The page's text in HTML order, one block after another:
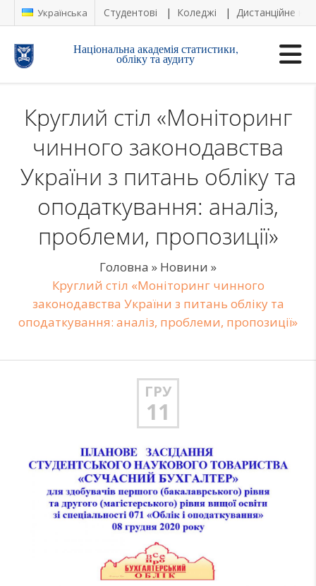
Українська Студентові Коледжі Дистанційне
Національна академія статистики,
обліку та аудиту
Круглий стіл «Моніторинг
чинного законодавства
України з питань обліку та
оподаткування: аналіз,
проблеми, пропозиції»
Головна » Новини »
Круглий стіл «Моніторинг чинного
законодавства України з питань обліку та
оподаткування: аналіз, проблеми, пропозиції»
ГРУ
11